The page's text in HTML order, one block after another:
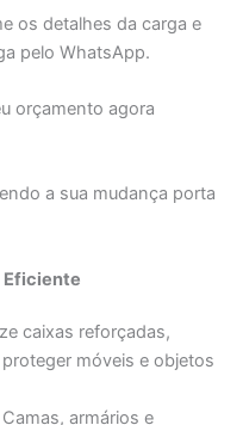
os detalhes da carga e
pelo WhatsApp.
orçamento agora
a sua mudança porta
Eficiente
caixas reforçadas,
móveis e objetos
armários e